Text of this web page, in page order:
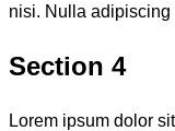
nisi. Nulla adipiscing
Section 4
Lorem ipsum dolor